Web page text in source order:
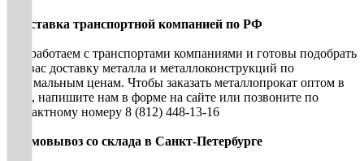
• Доставка транспортной компанией по РФ
Мы работаем с транспортами компаниями и готовы подобрать
для вас доставку металла и металлоконструкций по
оптимальным ценам. Чтобы заказать металлопрокат оптом в
СПб, напишите нам в форме на сайте или позвоните по
контактному номеру 8 (812) 448-13-16
• Самовывоз со склада в Санкт-Петербурге